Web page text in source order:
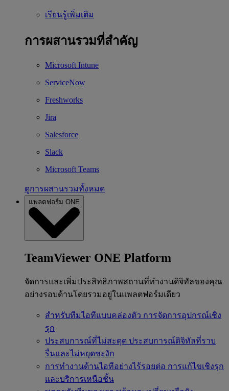
เรียนรู้เพิ่มเติม
การผสานรวมที่สำคัญ
Microsoft Intune
ServiceNow
Freshworks
Jira
Salesforce
Slack
Microsoft Teams
ดูการผสานรวมทั้งหมด
แพลตฟอร์ม ONE
TeamViewer ONE Platform
จัดการและเพิ่มประสิทธิภาพสถานที่ทำงานดิจิทัลของคุณ
อย่างรอบด้านโดยรวมอยู่ในแพลตฟอร์มเดียว
สำหรับทีมไอทีแบบคล่องตัว การจัดการอุปกรณ์เชิง
รุก
ประสบการณ์ที่ไม่สะดุด ประสบการณ์ดิจิทัลที่ราบ
รื่นและไม่หยุดชะงัก
การทำงานด้านไอทีอย่างไร้รอยต่อ การแก้ไขเชิงรุก
และบริการเหนือชั้น